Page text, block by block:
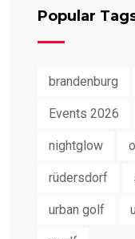
Popular
brandenburg
Events 2026
nightglow
rüdersdorf
urban golf